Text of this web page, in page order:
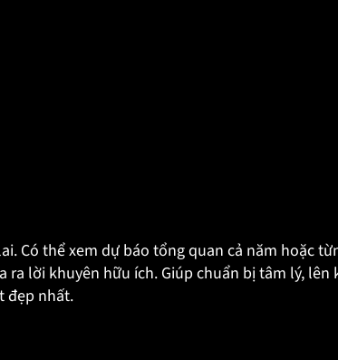
Có thể xem dự báo tổng quan cả năm hoặc
lời khuyên hữu ích. Giúp chuẩn bị tâm lý, lên
đẹp nhất.